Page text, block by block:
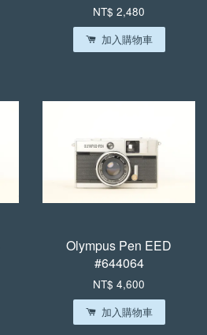
NT$ 2,480
加入購物車
Olympus Pen EED
#644064
NT$ 4,600
加入購物車